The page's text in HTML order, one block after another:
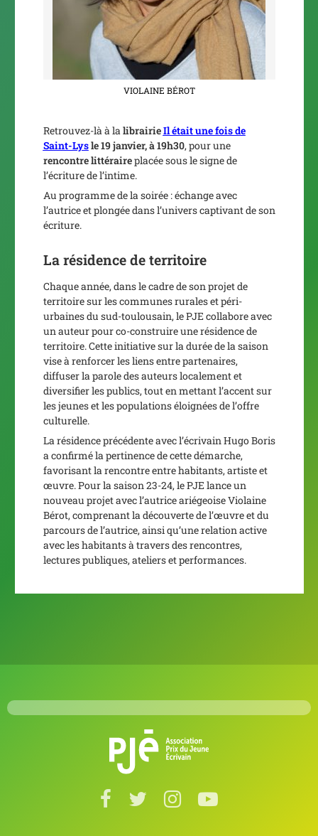
VIOLAINE BÉROT
Retrouvez-là à lalibrairieIl était une fois de
Saint-Lysle 19 janvier, à 19h30, pour une
rencontre littéraireplacée sous le signe de
l’écriture de l’intime.
Au programme de la soirée : échange avec
l’autrice et plongée dans l’univers captivant de son
écriture.
La résidence de territoire
Chaque année, dans le cadre de son projet de
territoire sur les communes rurales et péri-
urbaines du sud-toulousain, le PJE collabore avec
un auteur pour co-construire une résidence de
territoire. Cette initiative sur la durée de la saison
vise à renforcer les liens entre partenaires,
diffuser la parole des auteurs localement et
diversifier les publics, tout en mettant l’accent sur
les jeunes et les populations éloignées de l’offre
culturelle.
La résidence précédente avec l’écrivain Hugo Boris
a confirmé la pertinence de cette démarche,
favorisant la rencontre entre habitants, artiste et
œuvre. Pour la saison 23-24, le PJE lance un
nouveau projet avec l’autrice ariégeoise Violaine
Bérot, comprenant la découverte de l’œuvre et du
parcours de l’autrice, ainsi qu’une relation active
avec les habitants à travers des rencontres,
lectures publiques, ateliers et performances.